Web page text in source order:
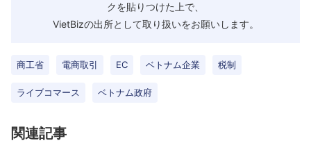
クを貼りつけた上で、
VietBizの出所として取り扱いをお願いします。
商工省 電商取引 EC ベトナム企業 税制
ライブコマース ベトナム政府
関連記事